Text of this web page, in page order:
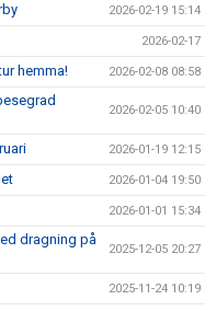
2026-02-19 15:14
2026-02-17
hemma! 2026-02-08 08:58
2026-02-05 10:40
2026-01-19 12:15
2026-01-04 19:50
2026-01-01 15:34
dragning på
2025-12-05 20:27
2025-11-24 10:19